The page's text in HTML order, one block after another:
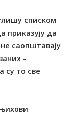
списком
приказују да
саопштавају
-
су то све